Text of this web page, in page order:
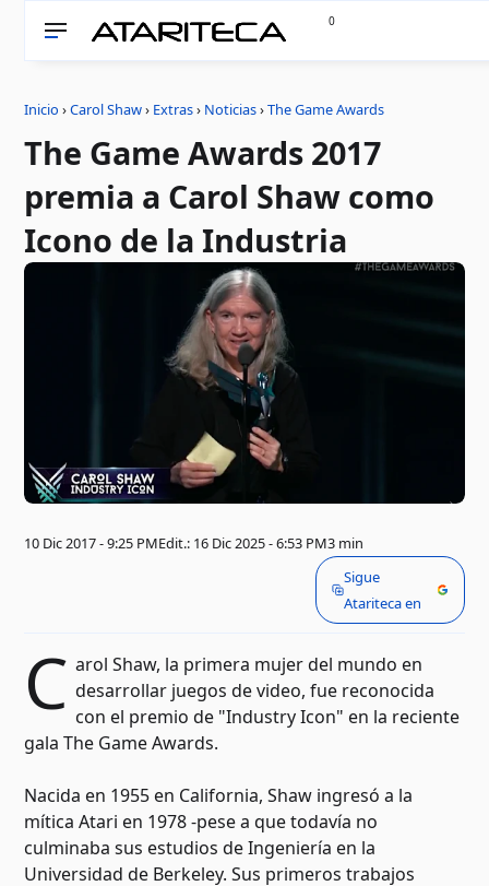
0
Inicio ›Carol Shaw› Extras› Noticias›The Game Awards
The Game Awards 2017
premia a Carol Shaw como
Icono de la Industria
10 Dic 2017 - 9:25 PMEdit.: 16 Dic 2025 - 6:53 PM3 min
Sigue
Atariteca en
C arol Shaw, la primera mujer del mundo en
desarrollar juegos de video, fue reconocida
con el premio de "Industry Icon" en la reciente
gala The Game Awards.
Nacida en 1955 en California, Shaw ingresó a la
mítica Atari en 1978 -pese a que todavía no
culminaba sus estudios de Ingeniería en la
Universidad de Berkeley. Sus primeros trabajos